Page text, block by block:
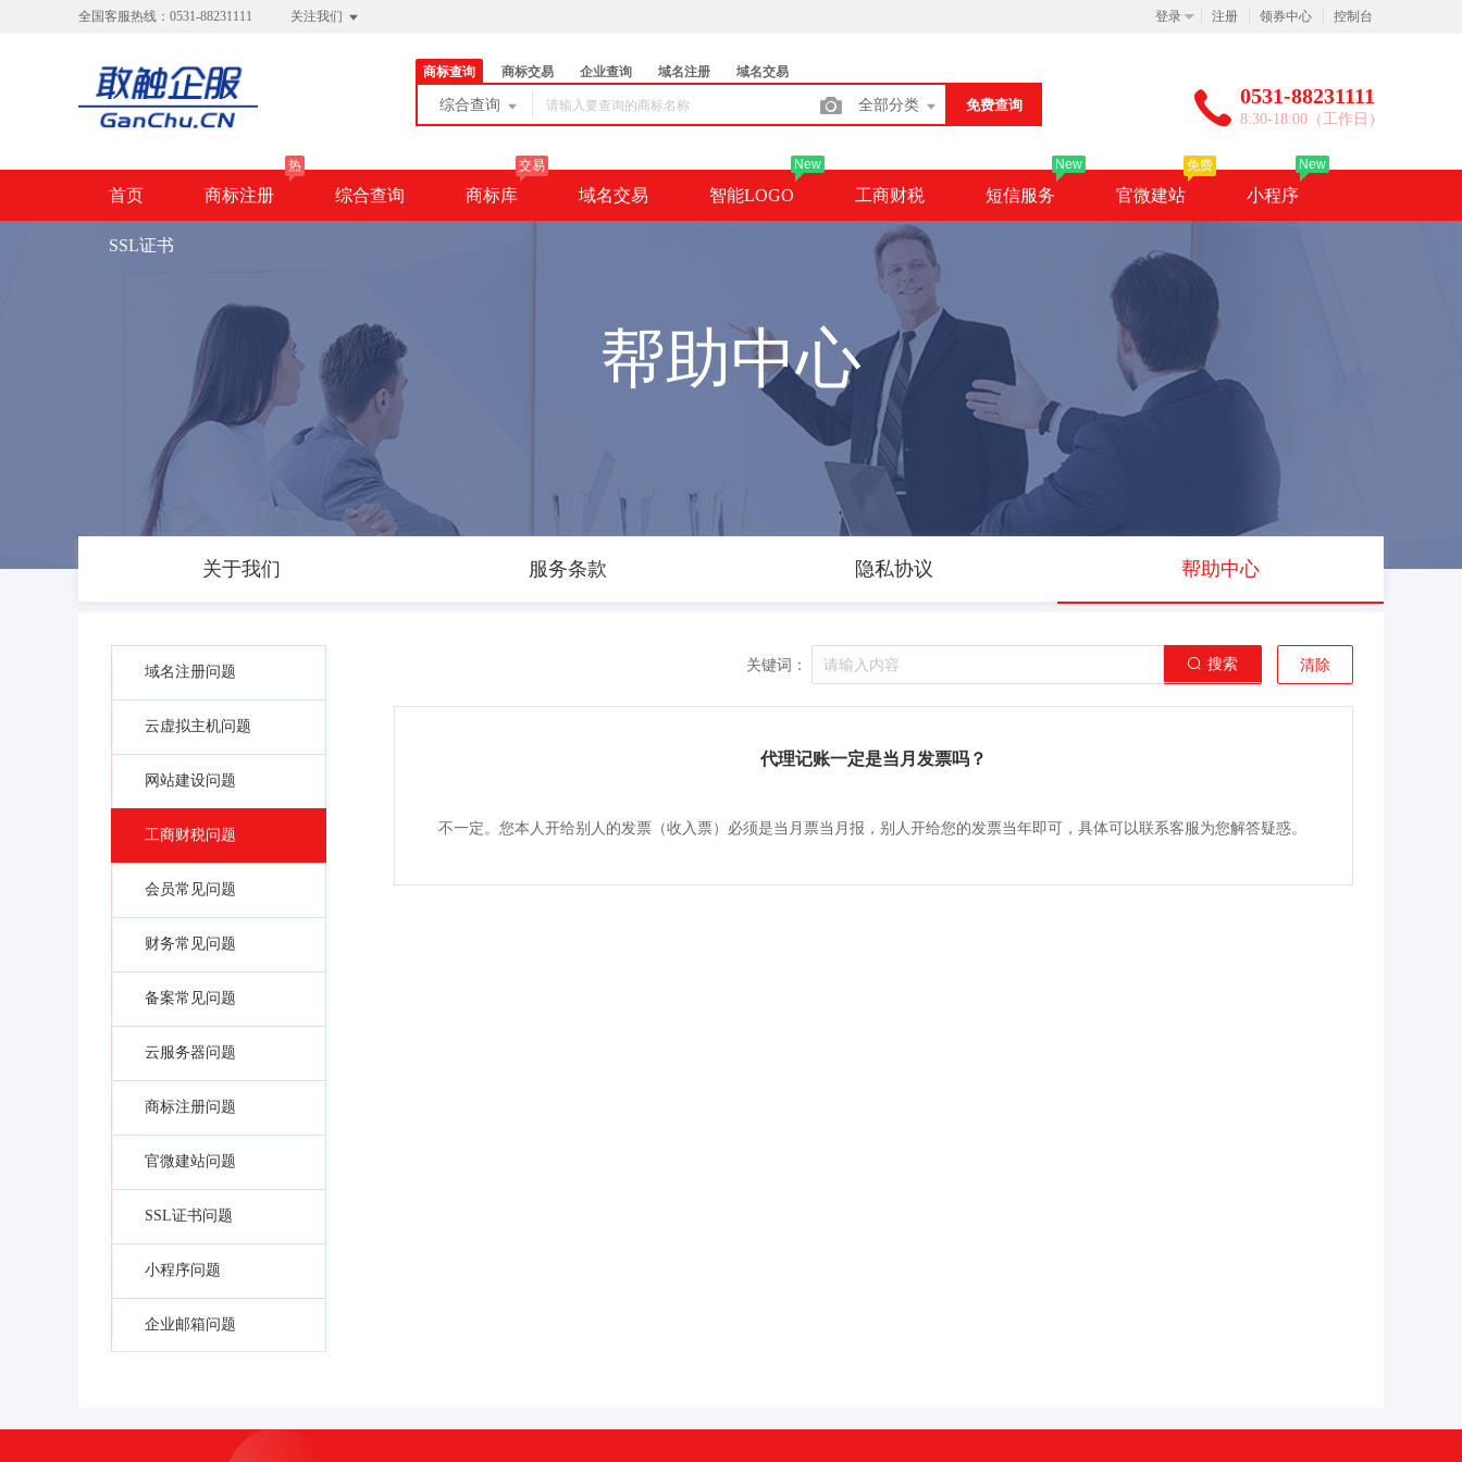
全国客服热线：0531-88231111 关注我们 登录 注册 领券中心 控制台
商标查询 商标交易 企业查询 域名注册 域名交易
综合查询 全部分类 免费查询 0531-88231111
8:30-18:00（工作日）
首页 商标注册
热
综合查询 商标库
交易
域名交易 智能LOGO
New
工商财税 短信服务
New
官微建站
免费
小程序
New
SSL证书
帮助中心
关于我们 服务条款 隐私协议 帮助中心
域名注册问题
云虚拟主机问题
网站建设问题
工商财税问题
会员常见问题
财务常见问题
备案常见问题
云服务器问题
商标注册问题
官微建站问题
SSL证书问题
小程序问题
企业邮箱问题
关键词： 搜索 清除
代理记账一定是当月发票吗？
不一定。您本人开给别人的发票（收入票）必须是当月票当月报，别人开给您的发票当年即可，具体可以联系客服为您解答疑惑。